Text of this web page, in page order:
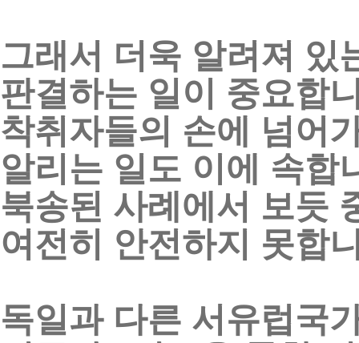
그래서 더욱 알려져 있
판결하는 일이 중요합
착취자들의 손에 넘어
알리는 일도 이에 속합
북송된 사례에서 보듯
여전히 안전하지 못합
독일과 다른 서유럽국